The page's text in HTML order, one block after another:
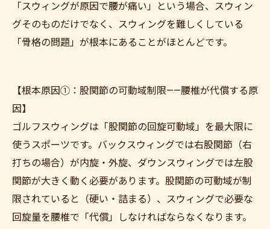
「スウィングが原因で腰が痛い」という場合、スウィン
グそのものだけでなく、スウィングを難しくしている
「骨格の問題」が根本にあることがほとんどです。
【根本原因①：股関節の可動域制限——腰椎が代償する原
因】
ゴルフスウィングは「股関節の回旋可動域」を最大限に
使うスポーツです。バックスウィングでは右股関節（右
打ちの場合）が内旋・外旋、ダウンスウィングでは左股
関節が大きく動く必要があります。股関節の可動域が制
限されていると（硬い・詰まる）、スウィングで必要な
回旋量を腰椎で「代償」しなければならなくなります。